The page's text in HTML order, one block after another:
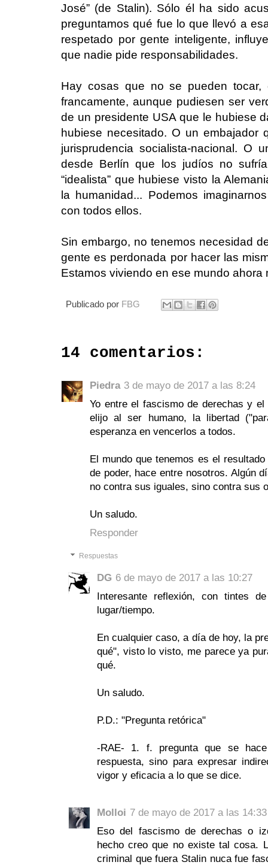
José” (de Stalin). Sólo él ha sido
preguntamos qué fue lo que llevó a
respetado por gente inteligente,
que nadie pide responsabilidades.
Hay cosas que no se pueden
francamente, aunque pudiesen ser
de un presidente USA que le hubiese
hubiese necesitado. O un embajador
jurisprudencia socialista-nacional. O
desde Berlín que los judíos no
“idealista” que hubiese visto la
la humanidad... Podemos
con todos ellos.
Sin embargo, no tenemos necesidad
gente es perdonada por hacer las
Estamos viviendo en ese mundo ahora
Publicado por FBG
14 comentarios:
Piedra 3 de mayo de 2017 a las 8:24
Yo entre el fascismo de derechas y
elijo al ser humano, la libertad
esperanza en vencerlos a todos.
El mundo que tenemos es el
de poder, hace entre nosotros. Algún
no contra sus iguales, sino contra sus
Un saludo.
Responder
Respuestas
DG 6 de mayo de 2017 a las 10:27
Interesante reflexión, con tintes
lugar/tiempo.
En cualquier caso, a día de hoy, la
qué", visto lo visto, me parece ya
qué.
Un saludo.
P.D.: "Pregunta retórica"
-RAE- 1. f. pregunta que se
respuesta, sino para expresar
vigor y eficacia a lo que se dice.
Molloi 7 de mayo de 2017 a las 14:33
Eso del fascismo de derechas o
hecho creo que no existe tal cosa.
criminal que fuera Stalin nuca fue